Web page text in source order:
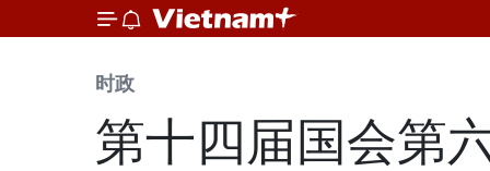
时政
第十四届国会第